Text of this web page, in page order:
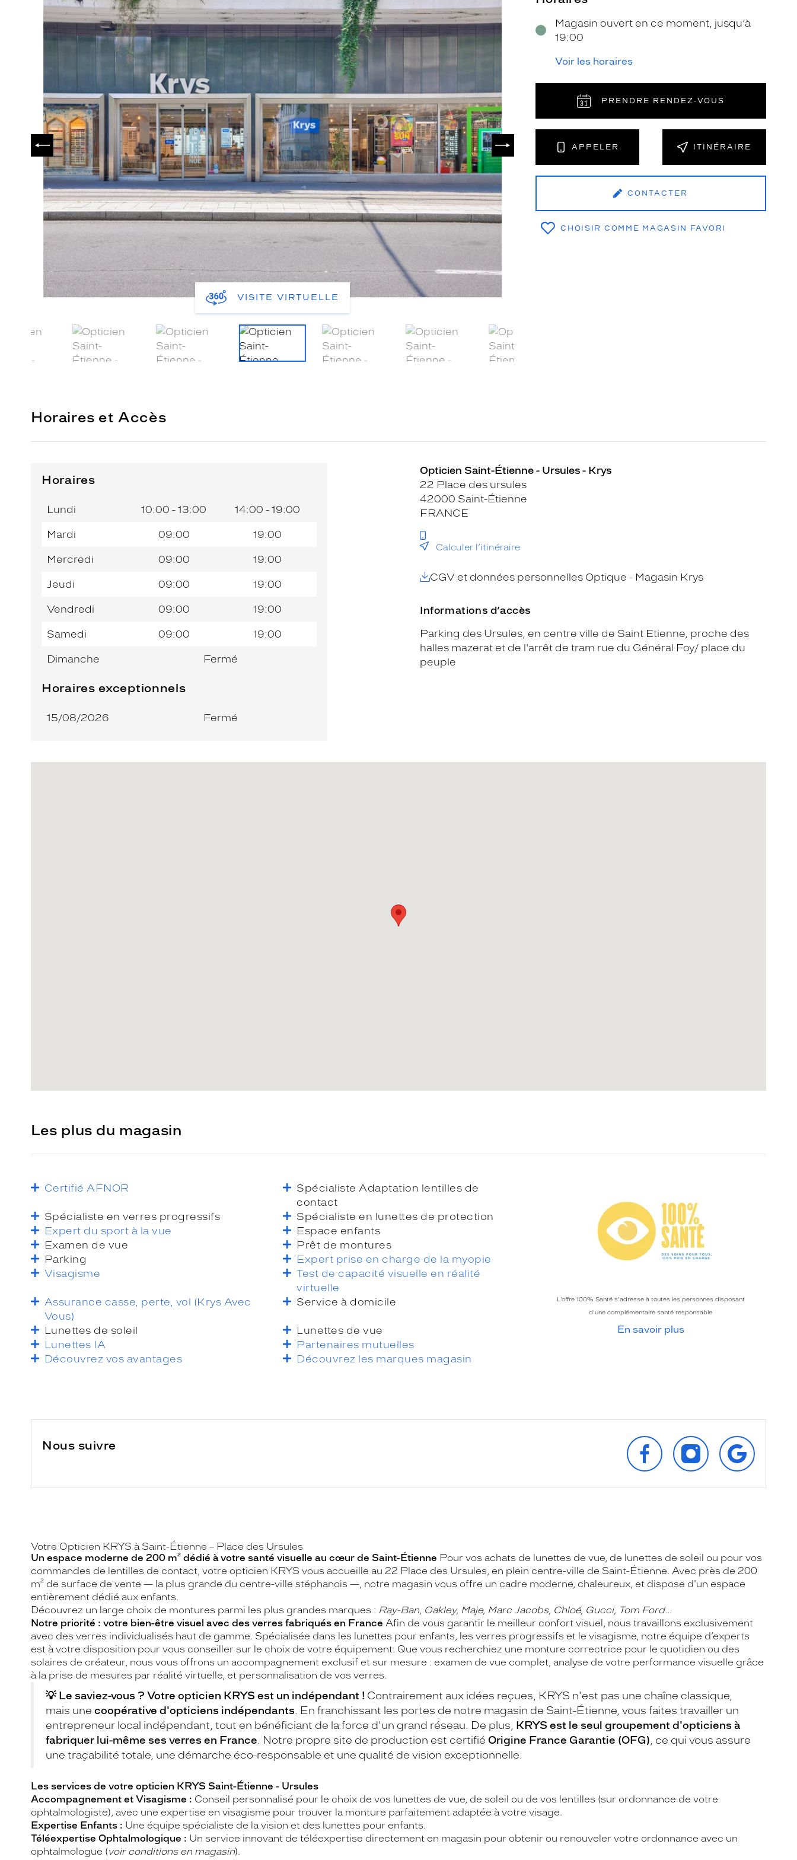
PRÉCÉDENT SUIVANT
VISITE VIRTUELLE
Magasin ouvert en ce moment, jusqu’à
19:00
Voir les horaires
PRENDRE RENDEZ‑VOUS
APPELER ITINÉRAIRE
CONTACTER
CHOISIR COMME MAGASIN FAVORI
Horaires et Accès
Horaires
Jour de
semaine
Horaires
l’après-
Lundi 10:00 - 13:00 14:00 - 19:00
Mardi 09:00 19:00
Mercredi 09:00 19:00
Jeudi 09:00 19:00
Vendredi 09:00 19:00
Samedi 09:00 19:00
Dimanche Fermé
Horaires exceptionnels
Jour de
semaine
Horaires
l’après-
15/08/2026 Fermé
Opticien Saint-Étienne - Ursules - Krys
22 Place des ursules
42000 Saint-Étienne
FRANCE
Calculer l’itinéraire
CGV et données personnelles Optique - Magasin Krys
Informations d’accès
Parking des Ursules, en centre ville de Saint Etienne, proche des
halles mazerat et de l'arrêt de tram rue du Général Foy/ place du
peuple
Les plus du magasin
Certifié AFNOR
Spécialiste Adaptation lentilles de
contact
Spécialiste en verres progressifs
Spécialiste en lunettes de protection
Expert du sport à la vue
Espace enfants
Examen de vue
Prêt de montures
Parking
Expert prise en charge de la myopie
Visagisme
Test de capacité visuelle en réalité
virtuelle
Assurance casse, perte, vol (Krys Avec
Vous)
Service à domicile
Lunettes de soleil
Lunettes de vue
Lunettes IA
Partenaires mutuelles
Découvrez vos avantages
Découvrez les marques magasin
L’offre 100% Santé s’adresse à toutes les personnes disposant
d’une complémentaire santé responsable
En savoir plus
Nous suivre
SUIVEZ‑NOUS
SUR
FACEBOOK
SUIVEZ‑NOUS
SUR
INSTAGRAM
SUR
GOOGLE
Votre Opticien KRYS à Saint-Étienne – Place des Ursules
Un espace moderne de 200 m² dédié à votre santé visuelle au cœur de Saint-Étienne Pour vos achats de lunettes de vue, de lunettes de soleil ou pour vos
commandes de lentilles de contact, votre opticien KRYS vous accueille au 22 Place des Ursules, en plein centre-ville de Saint-Étienne. Avec près de 200
m² de surface de vente — la plus grande du centre-ville stéphanois —, notre magasin vous offre un cadre moderne, chaleureux, et dispose d'un espace
entièrement dédié aux enfants.
Découvrez un large choix de montures parmi les plus grandes marques : Ray-Ban, Oakley, Maje, Marc Jacobs, Chloé, Gucci, Tom Ford...
Notre priorité : votre bien-être visuel avec des verres fabriqués en France Afin de vous garantir le meilleur confort visuel, nous travaillons exclusivement
avec des verres individualisés haut de gamme. Spécialisée dans les lunettes pour enfants, les verres progressifs et le visagisme, notre équipe d’experts
est à votre disposition pour vous conseiller sur le choix de votre équipement. Que vous recherchiez une monture correctrice pour le quotidien ou des
solaires de créateur, nous vous offrons un accompagnement exclusif et sur mesure : examen de vue complet, analyse de votre performance visuelle grâce
à la prise de mesures par réalité virtuelle, et personnalisation de vos verres.
💡 Le saviez-vous ? Votre opticien KRYS est un indépendant ! Contrairement aux idées reçues, KRYS n'est pas une chaîne classique,
mais une coopérative d'opticiens indépendants. En franchissant les portes de notre magasin de Saint-Étienne, vous faites travailler un
entrepreneur local indépendant, tout en bénéficiant de la force d'un grand réseau. De plus, KRYS est le seul groupement d'opticiens à
fabriquer lui-même ses verres en France. Notre propre site de production est certifié Origine France Garantie (OFG) , ce qui vous assure
une traçabilité totale, une démarche éco-responsable et une qualité de vision exceptionnelle.
Les services de votre opticien KRYS Saint-Étienne - Ursules
Accompagnement et Visagisme : Conseil personnalisé pour le choix de vos lunettes de vue, de soleil ou de vos lentilles (sur ordonnance de votre
ophtalmologiste), avec une expertise en visagisme pour trouver la monture parfaitement adaptée à votre visage.
Expertise Enfants : Une équipe spécialiste de la vision et des lunettes pour enfants.
Téléexpertise Ophtalmologique : Un service innovant de téléexpertise directement en magasin pour obtenir ou renouveler votre ordonnance avec un
ophtalmologue (voir conditions en magasin).